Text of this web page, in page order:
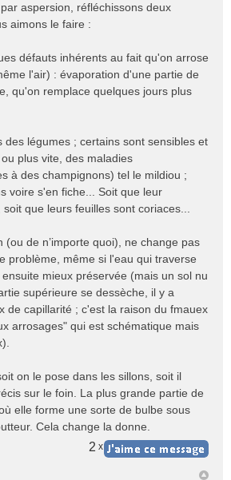
aspersion, réfléchissons deux
aimons le faire :
défauts inhérents au fait qu'on arrose
l'air) : évaporation d'une partie de
qu'on remplace quelques jours plus
des légumes ; certains sont sensibles et
plus vite, des maladies
à des champignons) tel le mildiou ;
voire s'en fiche... Soit que leur
que leurs feuilles sont coriaces...
(ou de n’importe quoi), ne change pas
problème, même si l'eau qui traverse
mieux préservée (mais un sol nu
supérieure se dessèche, il y a
de capillarité ; c'est la raison du fmauex
arrosages" qui est schématique mais
on le pose dans les sillons, soit il
sur le foin. La plus grande partie de
elle forme une sorte de bulbe sous
Cela change la donne.
2 x